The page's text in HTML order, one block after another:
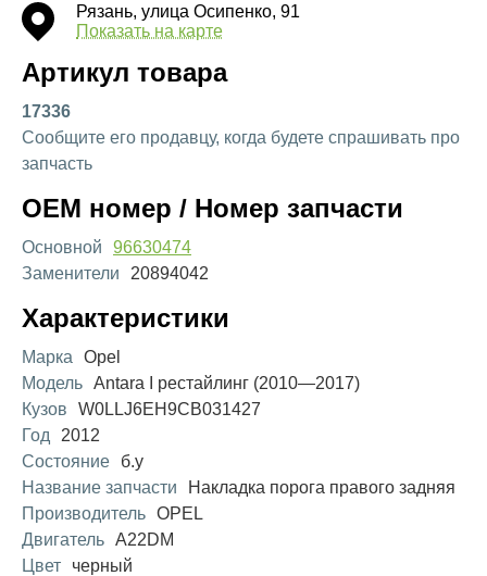
Рязань, улица Осипенко, 91
Показать на карте
Артикул товара
17336
Сообщите его продавцу, когда будете спрашивать про
запчасть
OEM номер / Номер запчасти
Основной
96630474
Заменители
20894042
Характеристики
Марка
Opel
Модель Antara I рестайлинг (2010—2017)
Кузов
W0LLJ6EH9CB031427
Год
2012
Состояние
б.у
Название запчасти
Накладка порога правого задняя
Производитель OPEL
Двигатель A22DM
Цвет
черный